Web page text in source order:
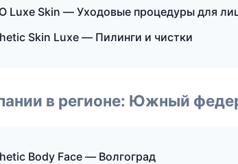
Luxe Skin — Уходовые процедуры для
Skin Luxe — Пилинги и чистки
в регионе: Южный
Body Face — Волгоград